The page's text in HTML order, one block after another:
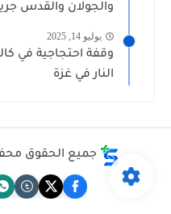
والجولان والقدس
يوليو 14, 2025
وقفة احتجاجية في
النار في غزة
جميع الحقوق